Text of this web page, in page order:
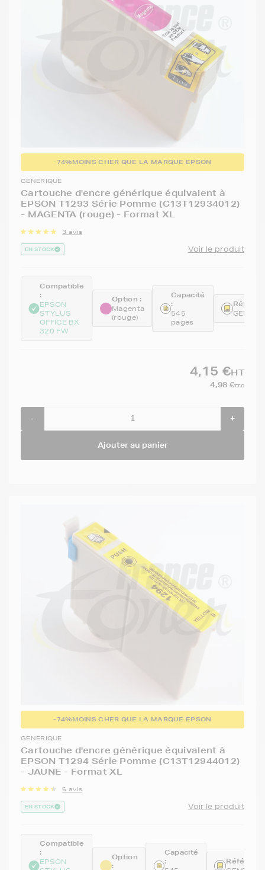
-74%MOINS CHER QUE LA MARQUE EPSON
GENERIQUE
Cartouche d'encre générique équivalent à
EPSON T1293 Série Pomme (C13T12934012)
- MAGENTA (rouge) - Format XL
3 avis
EN STOCK Voir le produit
Compatible
:
EPSON
STYLUS
OFFICE BX
320 FW
Option :
Magenta
(rouge)
Capacité
:
545
pages
4,15 €HT
4,98 €TTC
- +
Ajouter au panier
-74%MOINS CHER QUE LA MARQUE EPSON
GENERIQUE
Cartouche d'encre générique équivalent à
EPSON T1294 Série Pomme (C13T12944012)
- JAUNE - Format XL
6 avis
EN STOCK Voir le produit
Compatible
:
EPSON
Option
:
Capacité
: